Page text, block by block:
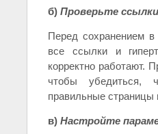
б) Проверьте
Перед сохранением
все ссылки и
корректно работают.
чтобы убедиться,
правильные страницы
в) Настройте